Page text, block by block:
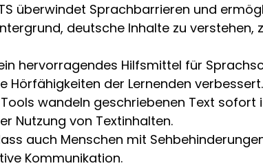
überwindet Sprachbarrieren und
deutsche Inhalte zu verstehen,
hervorragendes Hilfsmittel für
der Lernenden verbessert.
wandeln geschriebenen Text
Nutzung von Textinhalten.
auch Menschen mit
Kommunikation.